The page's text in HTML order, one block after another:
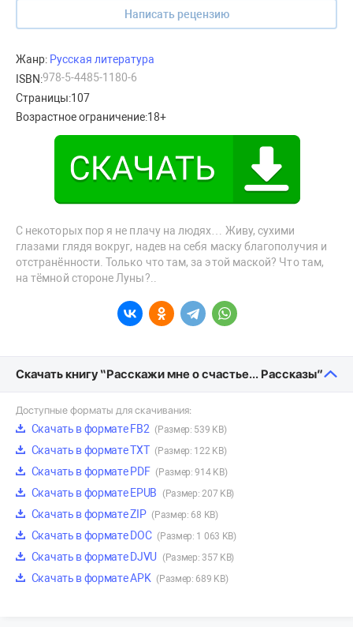
Написать рецензию
Жанр: Русская литература
ISBN:978-5-4485-1180-6
Страницы:107
Возрастное ограничение:18+
С некоторых пор я не плачу на людях… Живу, сухими
глазами глядя вокруг, надев на себя маску благополучия и
отстранённости. Только что там, за этой маской? Что там,
на тёмной стороне Луны?..
Скачать книгу “Расскажи мне о счастье… Рассказы”
Доступные форматы для скачивания:
Скачать в формате FB2 (Размер: 539 KB)
Скачать в формате TXT (Размер: 122 KB)
Скачать в формате PDF (Размер: 914 KB)
Скачать в формате EPUB (Размер: 207 KB)
Скачать в формате ZIP (Размер: 68 KB)
Скачать в формате DOC (Размер: 1 063 KB)
Скачать в формате DJVU (Размер: 357 KB)
Скачать в формате APK (Размер: 689 KB)